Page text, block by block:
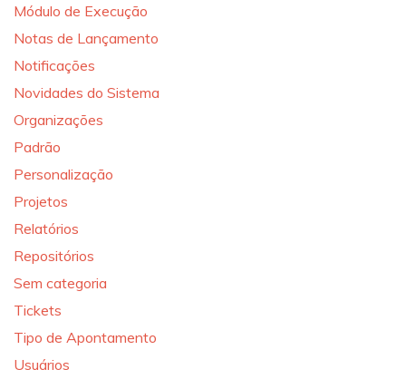
Módulo de Execução
Notas de Lançamento
Notificações
Novidades do Sistema
Organizações
Padrão
Personalização
Projetos
Relatórios
Repositórios
Sem categoria
Tickets
Tipo de Apontamento
Usuários